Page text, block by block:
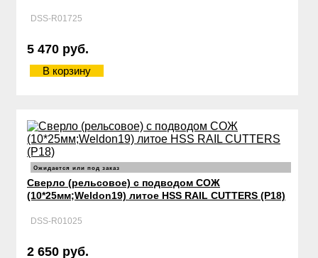
DSS-R01725
5 470 руб.
В корзину
Ожидается или под заказ
Сверло (рельсовое) с подводом СОЖ
(10*25мм;Weldon19) литое HSS RAIL CUTTERS (Р18)
DSS-R01025
2 650 руб.